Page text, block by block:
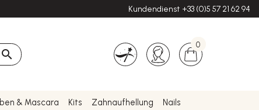
Kundendienst +33 (0)5 57 21 62 94

0
& Mascara Kits Zahnaufhellung Nails